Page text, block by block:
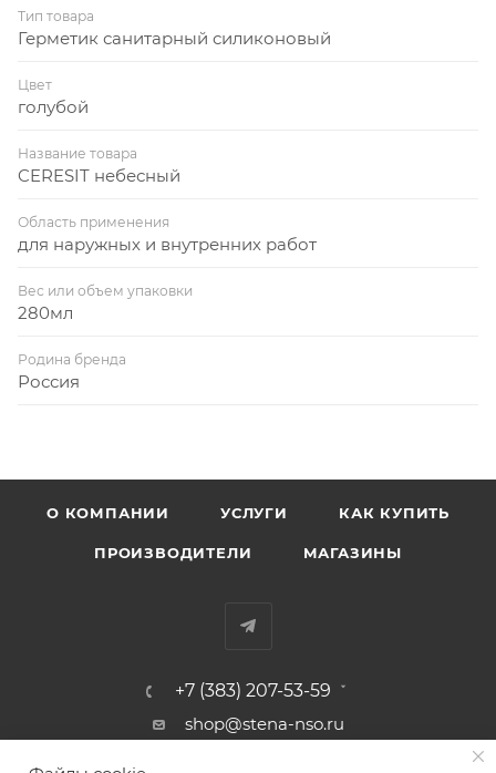
Тип товара
Герметик санитарный силиконовый
Цвет
голубой
Название товара
CERESIT небесный
Область применения
для наружных и внутренних работ
Вес или объем упаковки
280мл
Родина бренда
Россия
О КОМПАНИИ УСЛУГИ КАК КУПИТЬ
ПРОИЗВОДИТЕЛИ МАГАЗИНЫ
+7 (383) 207-53-59
shop@stena-nso.ru